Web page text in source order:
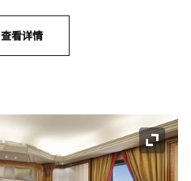
查看详情
展开